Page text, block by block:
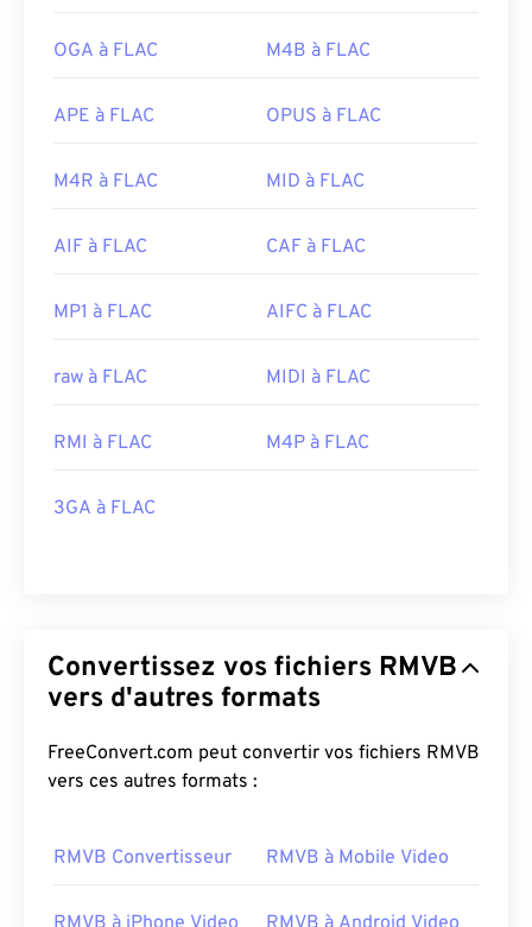
OGA à FLAC M4B à FLAC
APE à FLAC OPUS à FLAC
M4R à FLAC MID à FLAC
AIF à FLAC CAF à FLAC
MP1 à FLAC AIFC à FLAC
raw à FLAC MIDI à FLAC
RMI à FLAC M4P à FLAC
3GA à FLAC
Convertissez vos fichiers RMVB
vers d'autres formats
FreeConvert.com peut convertir vos fichiers RMVB
vers ces autres formats :
RMVB Convertisseur RMVB à Mobile Video